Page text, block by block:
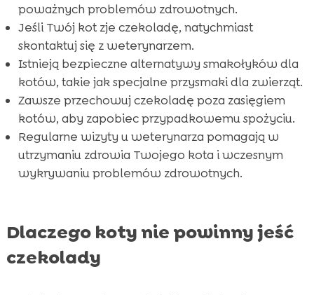
 Koty a chemikalia w domu
 Kot ciemna czekolada – największe ryzyko
spożycia
Wniosek
FAQ
poważnych problemów zdrowotnych.
Jeśli Twój kot zje czekoladę, natychmiast
skontaktuj się z weterynarzem.
Istnieją bezpieczne alternatywy smakołyków dla
kotów, takie jak specjalne przysmaki dla zwierząt.
Zawsze przechowuj czekoladę poza zasięgiem
kotów, aby zapobiec przypadkowemu spożyciu.
Regularne wizyty u weterynarza pomagają w
utrzymaniu zdrowia Twojego kota i wczesnym
wykrywaniu problemów zdrowotnych.
Dlaczego koty nie powinny jeść
czekolady